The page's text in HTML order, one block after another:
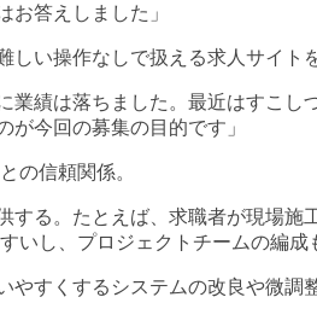
答えしました」
い操作なしで扱える求人サイト
績は落ちました。最近はすこ
今回の募集の目的です」
の信頼関係。
る。たとえば、求職者が現場施
し、プロジェクトチームの編成
すくするシステムの改良や微